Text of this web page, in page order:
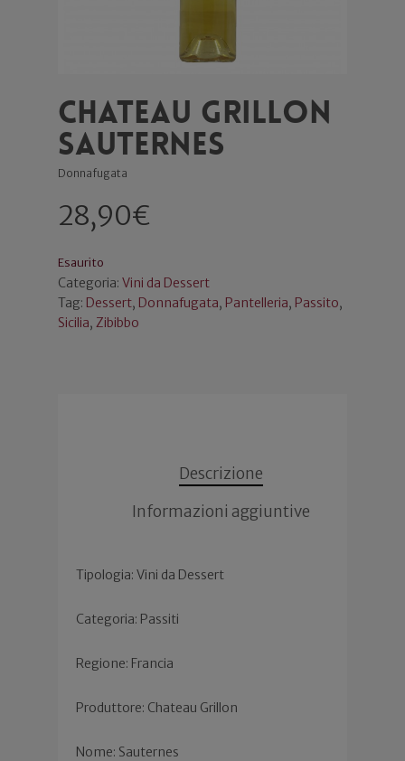
Chateau Grillon
Sauternes
Donnafugata
28,90€
Esaurito
Categoria: Vini da Dessert
Tag: Dessert, Donnafugata, Pantelleria, Passito,
Sicilia, Zibibbo
Descrizione
Informazioni aggiuntive
Tipologia: Vini da Dessert
Categoria: Passiti
Regione: Francia
Produttore: Chateau Grillon
Nome: Sauternes